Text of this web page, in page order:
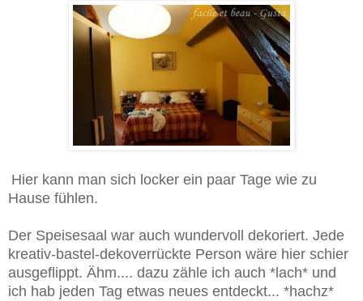
Hier kann man sich locker ein paar Tage wie zu
Hause fühlen.
Der Speisesaal war auch wundervoll dekoriert. Jede
kreativ-bastel-dekoverrückte Person wäre hier schier
ausgeflippt. Ähm.... dazu zähle ich auch *lach* und
ich hab jeden Tag etwas neues entdeckt... *hachz*